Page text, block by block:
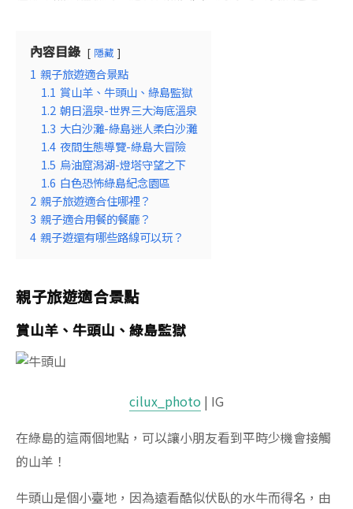
內容目錄 隱藏
1 親子旅遊適合景點
1.1 賞山羊、牛頭山、綠島監獄
1.2 朝日溫泉-世界三大海底溫泉
1.3 大白沙灘-綠島迷人柔白沙灘
1.4 夜間生態導覽-綠島大冒險
1.5 烏油窟潟湖-燈塔守望之下
1.6 白色恐怖綠島紀念園區
2 親子旅遊適合住哪裡？
3 親子適合用餐的餐廳？
4 親子遊還有哪些路線可以玩？
親子旅遊適合景點
賞山羊、牛頭山、綠島監獄
cilux_photo | IG
在綠島的這兩個地點，可以讓小朋友看到平時少機會接觸
的山羊！
牛頭山是個小臺地，因為遠看酷似伏臥的水牛而得名，由